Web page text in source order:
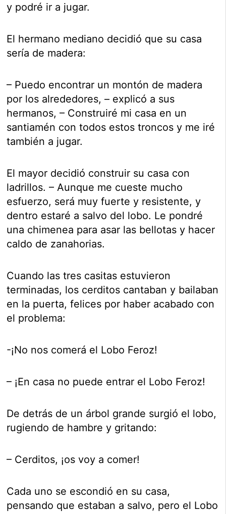
y podré ir a jugar.
El hermano mediano decidió que su casa
sería de madera:
– Puedo encontrar un montón de madera
por los alrededores, – explicó a sus
hermanos, – Construiré mi casa en un
santiamén con todos estos troncos y me iré
también a jugar.
El mayor decidió construir su casa con
ladrillos. – Aunque me cueste mucho
esfuerzo, será muy fuerte y resistente, y
dentro estaré a salvo del lobo. Le pondré
una chimenea para asar las bellotas y hacer
caldo de zanahorias.
Cuando las tres casitas estuvieron
terminadas, los cerditos cantaban y bailaban
en la puerta, felices por haber acabado con
el problema:
-¡No nos comerá el Lobo Feroz!
– ¡En casa no puede entrar el Lobo Feroz!
De detrás de un árbol grande surgió el lobo,
rugiendo de hambre y gritando:
– Cerditos, ¡os voy a comer!
Cada uno se escondió en su casa,
pensando que estaban a salvo, pero el Lobo